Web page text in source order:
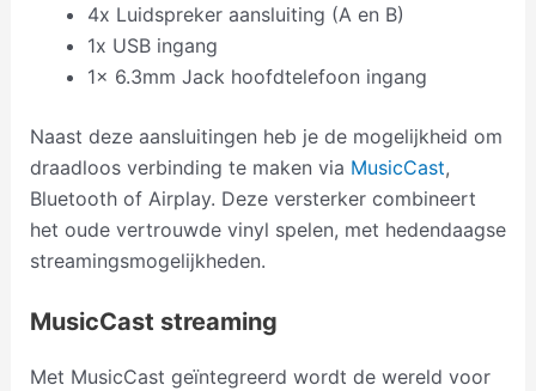
4x Luidspreker aansluiting (A en B)
1x USB ingang
1x 6.3mm Jack hoofdtelefoon ingang
Naast deze aansluitingen heb je de mogelijkheid om
draadloos verbinding te maken via MusicCast,
Bluetooth of Airplay. Deze versterker combineert
het oude vertrouwde vinyl spelen, met hedendaagse
streamingsmogelijkheden.
MusicCast streaming
Met MusicCast geïntegreerd wordt de wereld voor